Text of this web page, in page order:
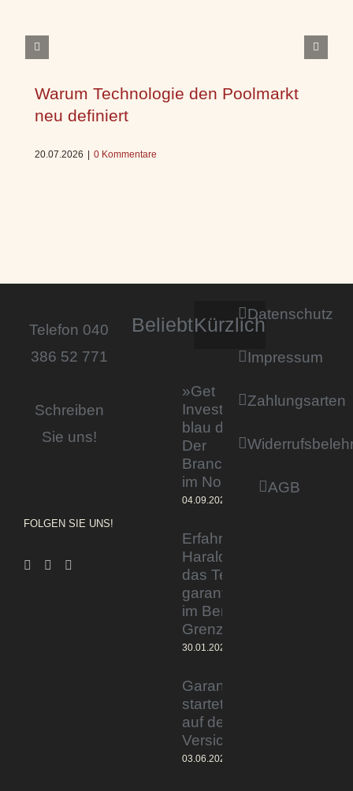
Warum Technologie den Poolmarkt
neu definiert
20.07.2026 | 0 Kommentare
Telefon 040
386 52 771
Schreiben
Sie uns!
FOLGEN SIE UNS!
BeliebtKürzlich
»Get
Invested by
blau direkt«:
Der
Branchentag
im Norden
04.09.2023
Erfahrener Experte
Harald Wesely stärkt
das Team von
garantiertmehrnetto.de
im Bereich
Grenzgänger
30.01.2024
Garantiertmehrnetto.de®
startet Vermittlerplattform
auf deutschem
Versicherungsmarkt
03.06.2023
Datenschutz
Impressum
Zahlungsarten
AGB